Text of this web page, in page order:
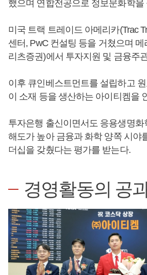
했으며 연합전공으로 정보문화학을
미국 트랙 트레이드 아메리카(Trac
센터, PwC 컨설팅 등을 거쳤으며 메
리츠증권)에서 투자지원 및 금융주
이후 큐인베스트먼트를 설립하고
이 소재 등을 생산하는 아이티켐을
투자은행 출신이면서도 응용생명화
해도가 높아 금융과 화학 양쪽 시야
더십을 갖췄다는 평가를 받는다.
경영활동의 공